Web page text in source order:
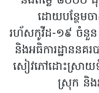
ដោយបន្ថែម
រហ័សកូវីដ-១៩ ចំនួ
និងអធិការដ្ឋានន
សៀវភៅដោះស្រាយទំ
ស្រុក និង